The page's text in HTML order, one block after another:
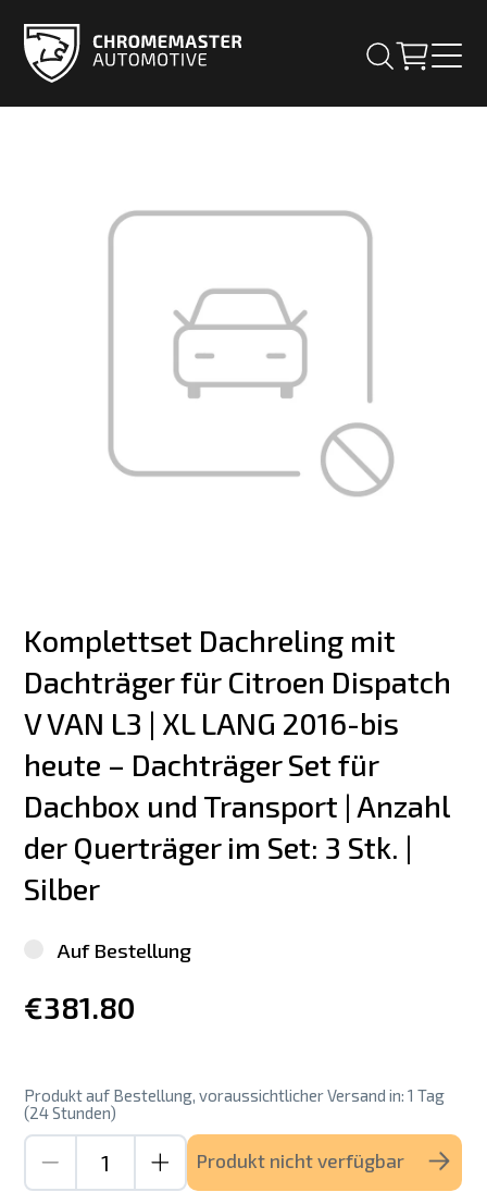
Komplettset Dachreling mit
Dachträger für Citroen Dispatch
V VAN L3 | XL LANG 2016-bis
heute – Dachträger Set für
Dachbox und Transport | Anzahl
der Querträger im Set: 3 Stk. |
Silber
Auf Bestellung
€381.80
Produkt auf Bestellung, voraussichtlicher Versand in: 1 Tag
(24 Stunden)
Produkt nicht verfügbar